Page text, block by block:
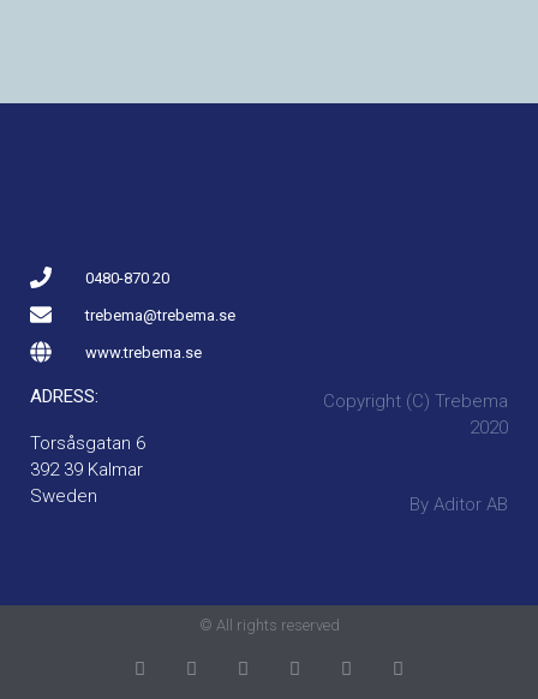
0480-870 20
trebema@trebema.se
www.trebema.se
ADRESS:
Torsåsgatan 6
392 39 Kalmar
Sweden
Copyright (C) Trebema
2020
By Aditor AB
© All rights reserved